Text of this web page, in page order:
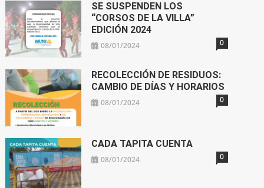
SE SUSPENDEN LOS
“CORSOS DE LA VILLA”
EDICIÓN 2024
08/01/2024 0
RECOLECCIÓN DE RESIDUOS:
CAMBIO DE DÍAS Y HORARIOS
08/01/2024 0
CADA TAPITA CUENTA
08/01/2024 0